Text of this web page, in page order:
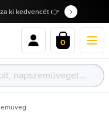
ki kedvencét 👉
0